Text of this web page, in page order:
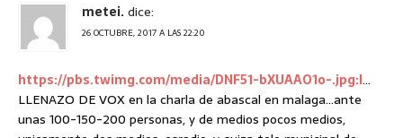
metei.dice:
26 OCTUBRE, 2017 A LAS 22:20
https://pbs.twimg.com/media/DNF51-bXUAAO1o-.jpg:l…
LLENAZO DE VOX en la charla de abascal en malaga…ante
unas 100-150-200 personas, y de medios pocos medios,